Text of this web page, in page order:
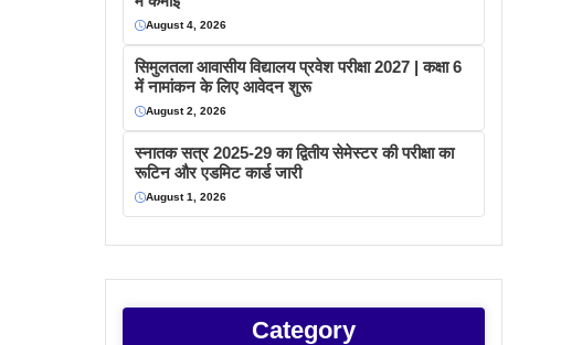
August 4, 2026
सिमुलतला आवासीय विद्यालय प्रवेश परीक्षा 2027 | कक्षा 6
में नामांकन के लिए आवेदन शुरू
August 2, 2026
स्नातक सत्र 2025-29 का द्वितीय सेमेस्टर की परीक्षा का
रूटिन और एडमिट कार्ड जारी
August 1, 2026
Category